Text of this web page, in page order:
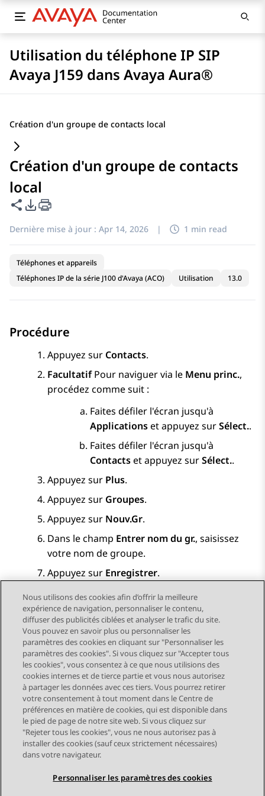
Utilisation du téléphone IP SIP
Avaya J159 dans Avaya Aura®
Création d'un groupe de contacts local
Création d'un groupe de contacts
local
Partager cette page
Options d'exportation PDF
Dernière mise à jour : Apr 14, 2026 | 1 min read
Téléphones et appareils
Téléphones IP de la série J100 d'Avaya (ACO)
Utilisation 13.0
Procédure
Appuyez sur Contacts.
FacultatifPour naviguer via le Menu princ.,
procédez comme suit :
Faites défiler l'écran jusqu'à
Applicationset appuyez surSélect..
Faites défiler l'écran jusqu'à
Contactset appuyez surSélect..
Appuyez sur Plus.
Appuyez sur Groupes.
Appuyez sur Nouv.Gr.
Dans le champ Entrer nom du gr., saisissez
votre nom de groupe.
Appuyez sur Enregistrer.
Send Feedback
Navigation par sujet
Sujet précédent Sujet suivant
STAY CONNECTED
Nous utilisons des cookies afin d’offrir la meilleure
expérience de navigation, personnaliser le contenu,
diffuser des publicités ciblées et analyser le trafic du site.
Vous pouvez en savoir plus ou personnaliser les
paramètres des cookies en cliquant sur "Personnaliser les
paramètres des cookies". Si vous cliquez sur "Accepter tous
les cookies", vous consentez à ce que nous utilisions des
cookies internes et de tierce partie et vous nous autorisez
à partager les données avec ces tiers. Vous pourrez retirer
votre consentement à tout moment dans le Centre de
préférences en matière de cookies, qui est disponible dans
le pied de page de notre site web. Si vous cliquez sur
"Rejeter tous les cookies", vous ne nous autorisez pas à
installer des cookies (sauf ceux strictement nécessaires)
dans votre navigateur.
Personnaliser les paramètres des cookies